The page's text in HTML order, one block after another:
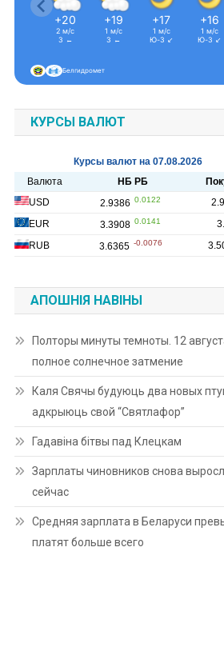
+20
2 м/с
З ←
+19
1 м/с
З ←
+17
1 м/с
Ю-З ↙
+16
1 м/с
Ю-З ↙
Белгидромет
КУРСЫ ВАЛЮТ
АПОШНІЯ НАВІНЫ
Полторы минуты темноты. 12
полное солнечное затмение
Каля Свячы будуюць два новых
адкрыюць свой “Святлафор”
Гадавіна бітвы пад Клецкам
Зарплаты чиновников снова
сейчас
Средняя зарплата в Беларуси
платят больше всего